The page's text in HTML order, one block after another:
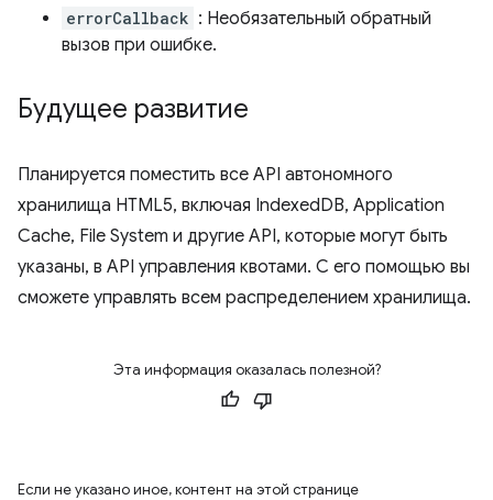
errorCallback : Необязательный обратный
вызов при ошибке.
Будущее развитие
Планируется поместить все API автономного
хранилища HTML5, включая IndexedDB, Application
Cache, File System и другие API, которые могут быть
указаны, в API управления квотами. С его помощью вы
сможете управлять всем распределением хранилища.
Эта информация оказалась полезной?
Если не указано иное, контент на этой странице